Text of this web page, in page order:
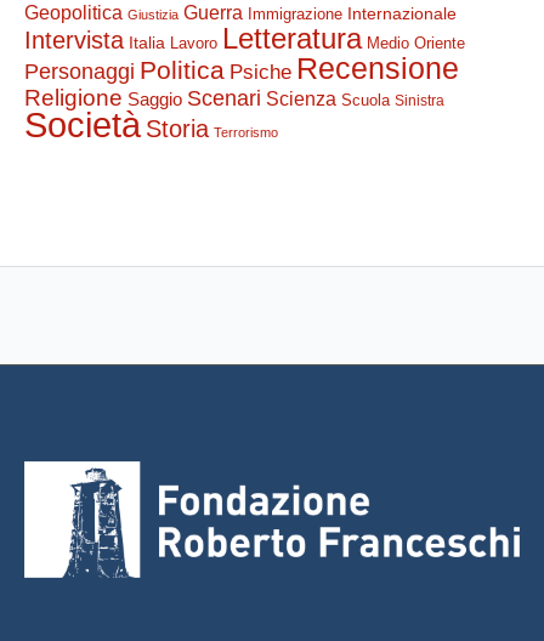
Geopolitica Giustizia Guerra Immigrazione Internazionale
Intervista Italia Lavoro Letteratura Medio Oriente
Personaggi Politica Psiche Recensione
Religione Saggio Scenari Scienza Scuola Sinistra
Società Storia Terrorismo